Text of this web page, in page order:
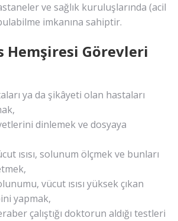
ve sağlık kuruluşlarında (acil
imkanına sahiptir.
Hemşiresi Görevleri
ya da şikâyeti olan hastaları
dinlemek ve dosyaya
ısısı, solunum ölçmek ve bunları
vücut ısısı yüksek çıkan
yapmak,
çalıştığı doktorun aldığı testleri